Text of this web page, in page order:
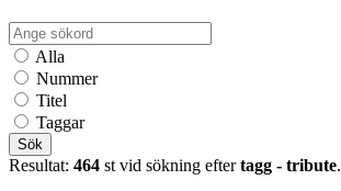
Alla
Nummer
Titel
Taggar
Sök
Resultat: 464 st vid sökning eftertagg - tribute.